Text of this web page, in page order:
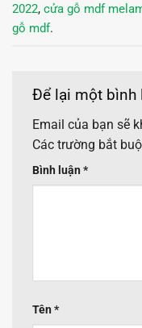
2022, cửa gỗ mdf
gỗ mdf.
Để lại một bình
Email của bạn sẽ
Các trường bắt
Bình luận *
Tên *